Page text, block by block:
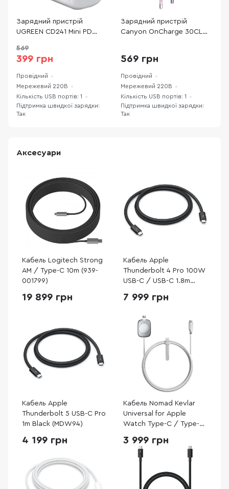
Зарядний пристрій
UGREEN CD241 Mini PD
(UGR-10220)
569
399 грн
Провідний
Мережевий 220В
Кількість USB портів: 1
Підтримка швидкої зарядки:
Так
Зарядний пристрій
Canyon OnCharge 30CL
569 грн
Провідний
Мережевий 220В
Кількість USB портів: 1
Підтримка швидкої зарядки:
Так
Аксесуари
Кабель Logitech Strong
AM / Type-C 10m (939-
001799)
19 899 грн
Кабель Apple
Thunderbolt 4 Pro 100W
USB-C / USB-C 1.8m
7 999 грн
Кабель Apple
Thunderbolt 5 USB-C Pro
1m Black (MDW94)
4 199 грн
Кабель Nomad Kevlar
Universal for Apple
Watch Type-C / Type-C
(NM014667858)
3 999 грн